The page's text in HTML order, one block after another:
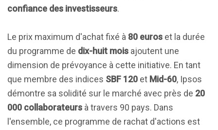
confiance des investisseurs.
Le prix maximum d'achat fixé à 80 euros et la durée
du programme de dix-huit mois ajoutent une
dimension de prévoyance à cette initiative. En tant
que membre des indices SBF 120 et Mid-60, Ipsos
démontre sa solidité sur le marché avec près de 20
000 collaborateurs à travers 90 pays. Dans
l'ensemble, ce programme de rachat d'actions est